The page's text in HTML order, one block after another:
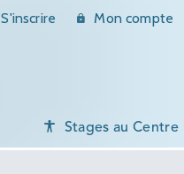
S'inscrire Mon compte
Stages au Centre